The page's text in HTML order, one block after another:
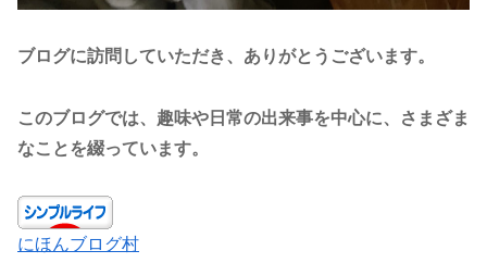
ブログに訪問していただき、ありがとうございます。
このブログでは、趣味や日常の出来事を中心に、さまざま
なことを綴っています。
にほんブログ村